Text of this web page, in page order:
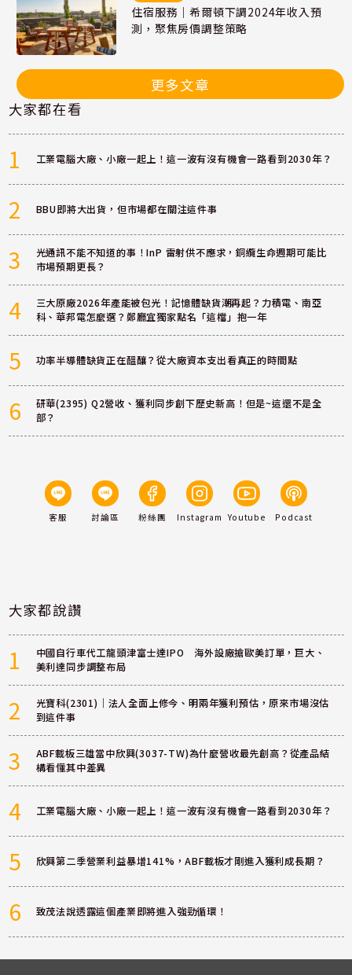
住宿服務｜希爾頓下調2024年收入預
測，聚焦房價調整策略
更多文章
大家都在看
1 工業電腦大廠、小廠一起上！這一波有沒有機會一路看到2030年？
2 BBU即將大出貨，但市場都在關注這件事
3
光通訊不能不知道的事！InP 雷射供不應求，銅纜生命週期可能比
市場預期更長？
4
三大原廠2026年產能被包光！記憶體缺貨潮再起？力積電、南亞
科、華邦電怎麼選？鄭廳宜獨家點名「這檔」抱一年
5 功率半導體缺貨正在醞釀？從大廠資本支出看真正的時間點
6
研華(2395) Q2營收、獲利同步創下歷史新高！但是~這還不是全
部？
客服 討論區 粉絲團 Instagram Youtube Podcast
大家都說讚
1
中國自行車代工龍頭津富士達IPO 海外設廠搶歐美訂單，巨大、
美利達同步調整布局
2
光寶科(2301)｜法人全面上修今、明兩年獲利預估，原來市場沒估
到這件事
3
ABF載板三雄當中欣興(3037-TW)為什麼營收最先創高？從產品結
構看懂其中差異
4 工業電腦大廠、小廠一起上！這一波有沒有機會一路看到2030年？
5 欣興第二季營業利益暴增141%，ABF載板才剛進入獲利成長期？
6 致茂法說透露這個產業即將進入強勁循環！